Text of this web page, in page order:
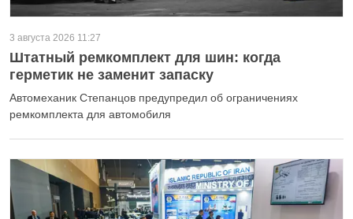
3 августа 2026 11:27
Штатный ремкомплект для шин: когда
герметик не заменит запаску
Автомеханик Степанцов предупредил об ограничениях
ремкомплекта для автомобиля